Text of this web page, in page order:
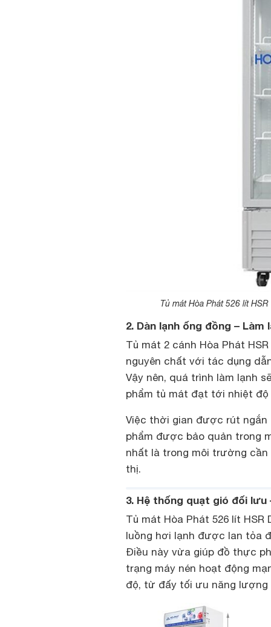
Tủ mát Hòa Phát 526 lít
2. Dàn lạnh ống đồng –
Tủ mát 2 cánh Hòa Phát
nguyên chất với tác dụng
Vậy nên, quá trình làm lạnh
phẩm tủ mát đạt tới nhiệt
Việc thời gian được rút
phẩm được bảo quản trong
nhất là trong môi trường
thị.
3. Hệ thống quạt gió đối lưu
Tủ mát Hòa Phát 526 lít
luồng hơi lạnh được lan tỏa
Điều này vừa giúp đồ thực
trạng máy nén hoạt động
độ, từ đấy tối ưu năng lượng